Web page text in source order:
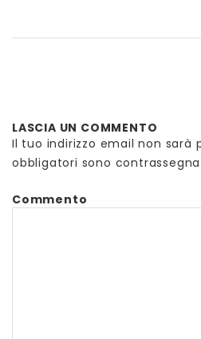
LASCIA UN COMMENTO
Il tuo indirizzo email non sarà
obbligatori sono
Commento